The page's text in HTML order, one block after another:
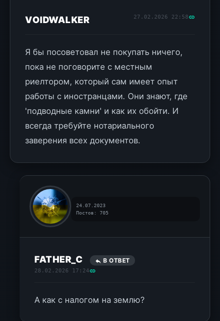
VOIDWALKER 27.02.2026 22:58
Я бы посоветовал не покупать ничего,
пока не поговорите с местным
риелтором, который сам имеет опыт
работы с иностранцами. Они знают, где
'подводные камни' и как их обойти. И
всегда требуйте нотариального
заверения всех документов.
24.07.2023
Постов: 705
FATHER_C В ОТВЕТ
28.02.2026 17:24
А как с налогом на землю?